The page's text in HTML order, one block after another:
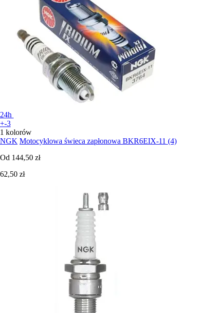
24h
+-3
1 kolorów
NGK Motocyklowa świeca zapłonowa BKR6EIX-11 (4)
Od 144,50 zł
62,50 zł